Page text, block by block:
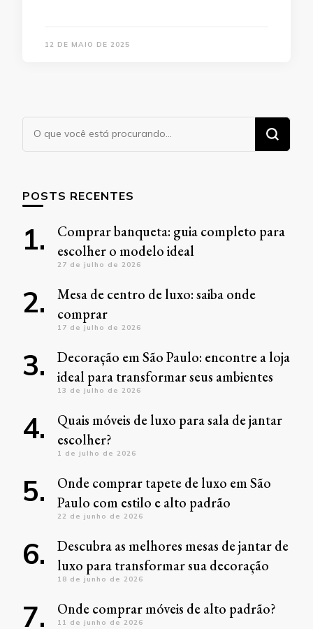
12 DE MAIO DE 2025
Procurando
algo?
POSTS RECENTES
Comprar banqueta: guia completo para
escolher o modelo ideal
27 de julho de 2026
Mesa de centro de luxo: saiba onde
comprar
17 de julho de 2026
Decoração em São Paulo: encontre a loja
ideal para transformar seus ambientes
13 de julho de 2026
Quais móveis de luxo para sala de jantar
escolher?
1 de julho de 2026
Onde comprar tapete de luxo em São
Paulo com estilo e alto padrão
22 de junho de 2026
Descubra as melhores mesas de jantar de
luxo para transformar sua decoração
18 de junho de 2026
Onde comprar móveis de alto padrão?
11 de junho de 2026